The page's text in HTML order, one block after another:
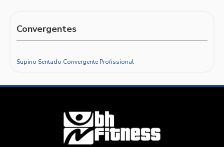
Convergentes
Supino Sentado Convergente Profissional